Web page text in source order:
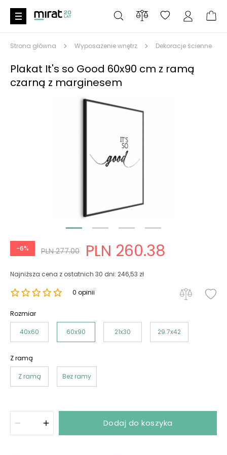
Strona główna Wyposażenie wnętrz Dekoracje ścienne
Plakat It's so Good 60x90 cm z ramą
czarną z marginesem
-6% PLN 277.00 PLN 260.38
Najniższa cena z ostatnich 30 dni: 246,53 zł
0 opinii
Rozmiar
40x60 60x90 21x30 29.7x42
Z ramą
Z ramą Bez ramy
Dodaj do koszyka